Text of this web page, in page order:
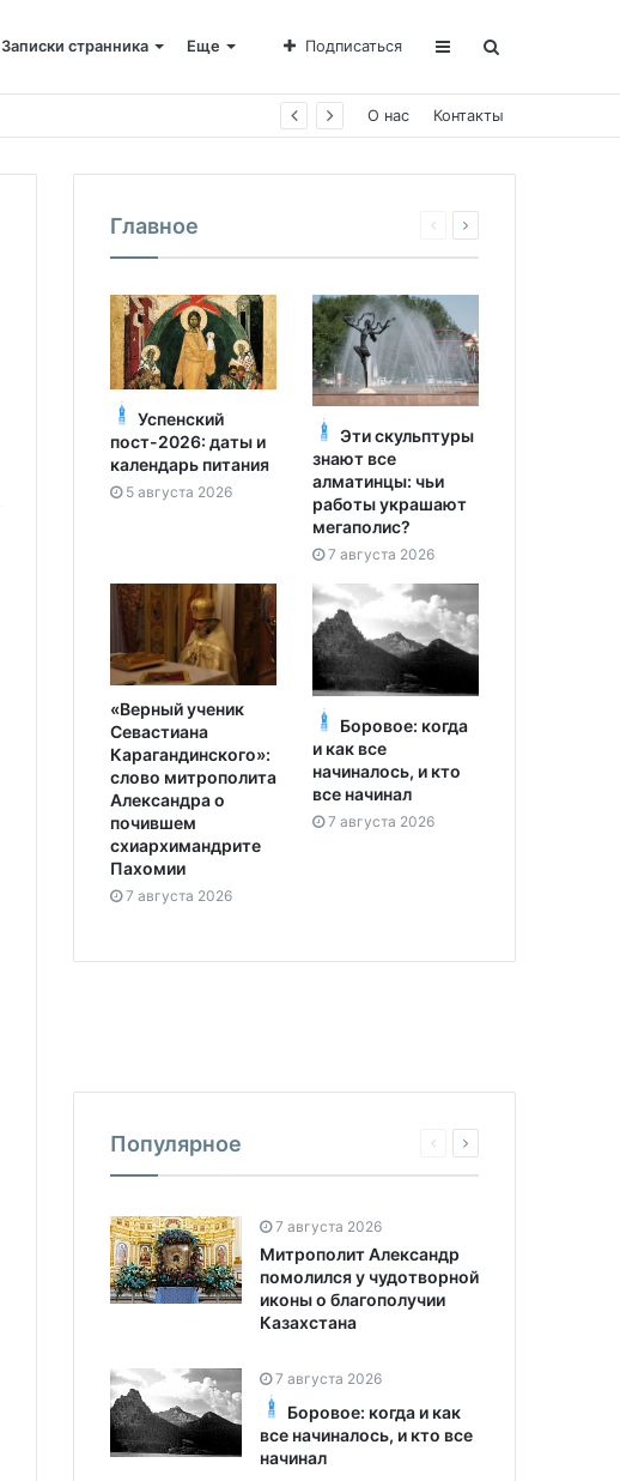
Записки странника Еще Подписаться
Пахомии О нас Контакты
Главное
Успенский
пост-2026: даты и
календарь питания
5 августа 2026
Эти скульптуры
знают все
алматинцы: чьи
работы украшают
мегаполис?
7 августа 2026
«Верный ученик
Севастиана
Карагандинского»:
слово митрополита
Александра о
почившем
схиархимандрите
Пахомии
7 августа 2026
Боровое: когда
и как все
начиналось, и кто
все начинал
7 августа 2026
Популярное
7 августа 2026
Митрополит Александр
помолился у чудотворной
иконы о благополучии
Казахстана
7 августа 2026
Боровое: когда и как
все начиналось, и кто все
начинал